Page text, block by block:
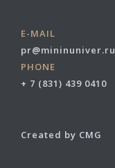
E-MAIL
pr@mininuniver.ru
PHONE
+ 7 (831) 439 0410
Created by CMG